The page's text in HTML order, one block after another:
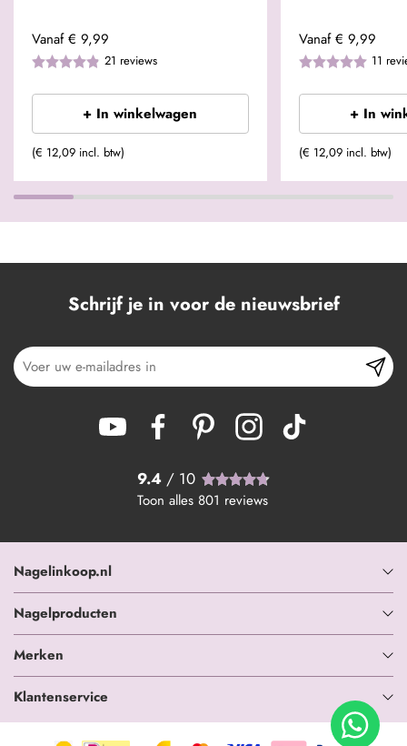
Vanaf € 9,99
21 reviews
+ In winkelwagen
(€ 12,09 incl. btw)
Vanaf € 9,99
11
+ In
(€ 12,09 incl. btw)
Schrijf je in voor de nieuwsbrief
9.4 / 10
Toon alles 801 reviews
Nagelinkoop.nl
Nagelproducten
Merken
Klantenservice